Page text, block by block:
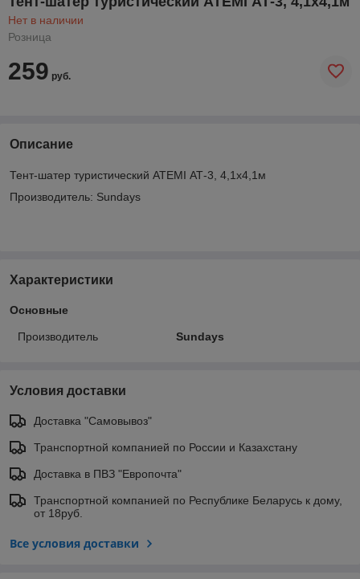
Нет в наличии
Розница
259 руб.
Описание
Тент-шатер туристический ATEMI АТ-3, 4,1х4,1м
Производитель: Sundays
Характеристики
Основные
Производитель Sundays
Условия доставки
Доставка "Самовывоз"
Транспортной компанией по России и Казахстану
Доставка в ПВЗ "Европочта"
Транспортной компанией по Республике Беларусь к дому,
от 18руб.
Все условия доставки